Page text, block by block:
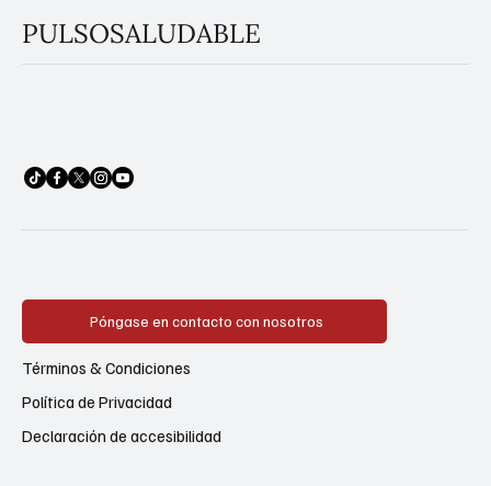
PULSOSALUDABLE
Póngase en contacto con nosotros
Política de Privacidad
Términos & Condiciones
Declaración de accesibilidad